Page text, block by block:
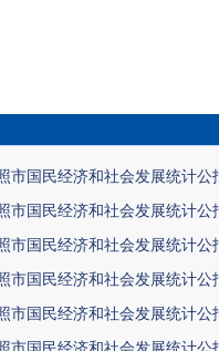
市国民经济和社会发展统计公
市国民经济和社会发展统计公
市国民经济和社会发展统计公
市国民经济和社会发展统计公
市国民经济和社会发展统计公